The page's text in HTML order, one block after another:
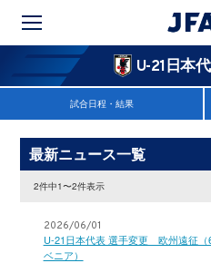
U-21日本
試合日程・結果
最新ニュース一覧
2件中1〜2件表示
2026/06/01
U-21日本代表 選手変更 欧州遠征（
ベニア）